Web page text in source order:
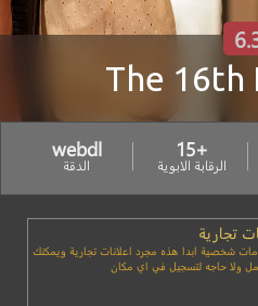
The 16th
+15
الرقابة الابوية
webdl
الدقة
تجارية
شخصية ابدا هذه مجرد اعلانات تجارية ويمكنك
ولا حاجه لتسجيل في اي مكان